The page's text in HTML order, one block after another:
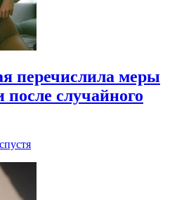
перечислила меры
после случайного